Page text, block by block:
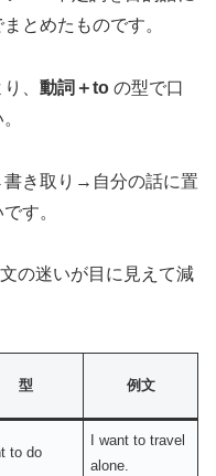
とめたものです。
、 動詞＋to の型で口
き取り→自分の話に置
す。
の迷いが目に見えて減
型 例文
to do
I want to travel
alone.